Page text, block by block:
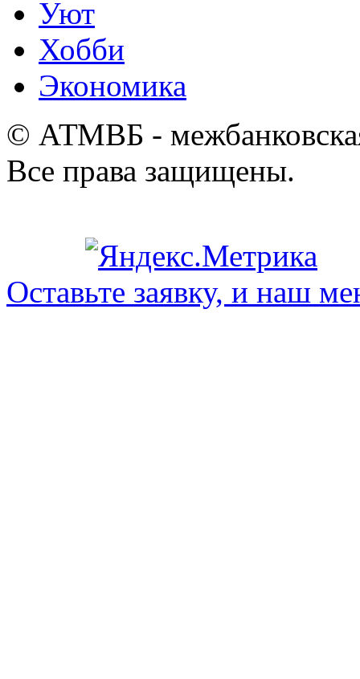
Уют
Хобби
Экономика
© АТМВБ -
Все права защищены.
Оставьте заявку, и наш